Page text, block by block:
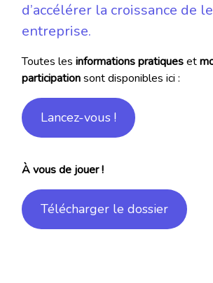
d’accélérer la croissance de
entreprise.
Toutes les informationspratiqueset
participationsont disponibles ici :
Lancez-vous !
À vous de jouer !
Télécharger le dossier